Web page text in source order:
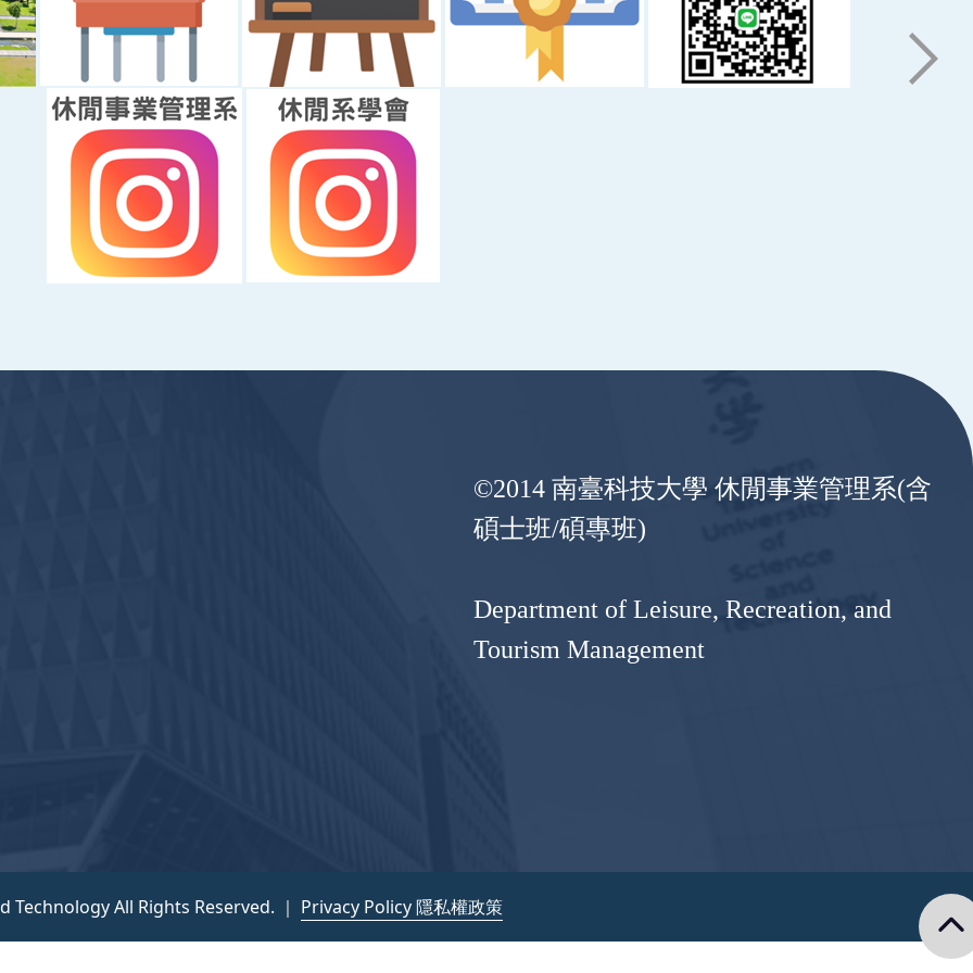
©2014 南臺科技大學 休閒事業管理系(含
碩士班/碩專班)
Department of Leisure, Recreation, and
Tourism Management
All Rights Reserved. ｜ Privacy Policy 隱私權政策